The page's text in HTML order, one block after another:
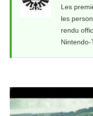
Les
les
rendu
Nintendo-